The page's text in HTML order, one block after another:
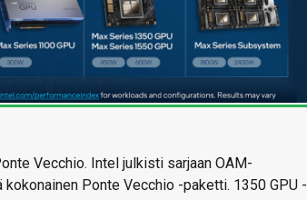
Vecchio. Intel julkisti sarjaan OAM-
Ponte Vecchio -paketti. 1350 GPU -